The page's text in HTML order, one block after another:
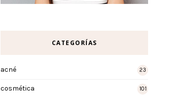
CATEGORÍAS
acné 23
cosmética 101